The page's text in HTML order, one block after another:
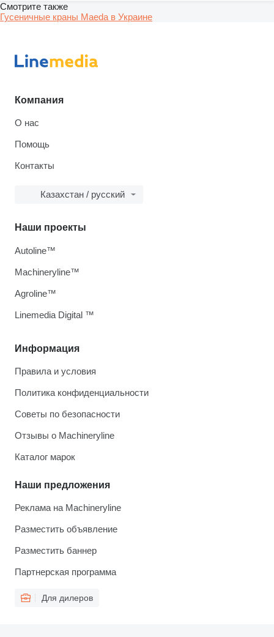
Смотрите также
Гусеничные краны Maeda в Украине
Компания
О нас
Помощь
Контакты
Казахстан / русский
Информация
Правила и условия
Политика конфиденциальности
Советы по безопасности
Отзывы о Machineryline
Каталог марок
Наши предложения
Реклама на Machineryline
Разместить объявление
Разместить баннер
Партнерская программа
Для дилеров
Наши проекты
Autoline™
Machineryline™
Agroline™
Linemedia Digital ™